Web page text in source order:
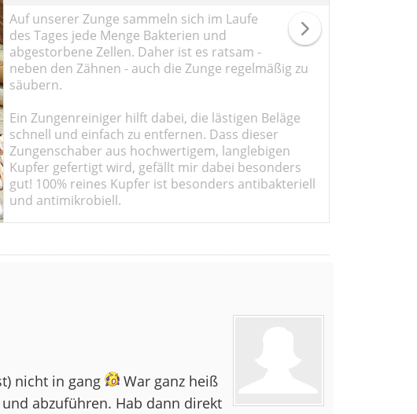
Auf unserer Zunge sammeln sich im Laufe
des Tages jede Menge Bakterien und
abgestorbene Zellen. Daher ist es ratsam -
neben den Zähnen - auch die Zunge regelmäßig zu
säubern.
Ein Zungenreiniger hilft dabei, die lästigen Beläge
schnell und einfach zu entfernen. Dass dieser
Zungenschaber aus hochwertigem, langlebigen
Kupfer gefertigt wird, gefällt mir dabei besonders
gut! 100% reines Kupfer ist besonders antibakteriell
und antimikrobiell.
nicht in gang
War ganz heiß
abzuführen. Hab dann direkt